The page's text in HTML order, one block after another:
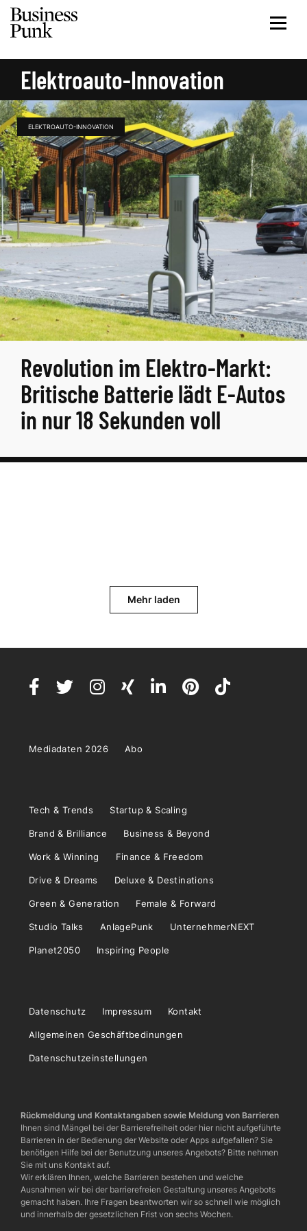
Elektroauto-Innovation
ELEKTROAUTO-INNOVATION
Revolution im Elektro-Markt:
Britische Batterie lädt E-Autos
in nur 18 Sekunden voll
Mehr laden
Mediadaten 2026 Abo
Tech & Trends Startup & Scaling
Brand & Brilliance Business & Beyond
Work & Winning Finance & Freedom
Drive & Dreams Deluxe & Destinations
Green & Generation Female & Forward
Studio Talks AnlagePunk UnternehmerNEXT
Planet2050 Inspiring People
Datenschutz Impressum Kontakt
Allgemeinen Geschäftbedinungen
Datenschutzeinstellungen
Rückmeldung und Kontaktangaben sowie Meldung von Barrieren
Ihnen sind Mängel bei der Barrierefreiheit oder hier nicht aufgeführte
Barrieren in der Bedienung der Website oder Apps aufgefallen? Sie
benötigen Hilfe bei der Benutzung unseres Angebots? Bitte nehmen
Sie mit uns Kontakt auf.
Wir erklären Ihnen, welche Barrieren bestehen und welche
Ausnahmen wir bei der barrierefreien Gestaltung unseres Angebots
gemacht haben. Ihre Fragen beantworten wir so schnell wie möglich
und innerhalb der gesetzlichen Frist von sechs Wochen.